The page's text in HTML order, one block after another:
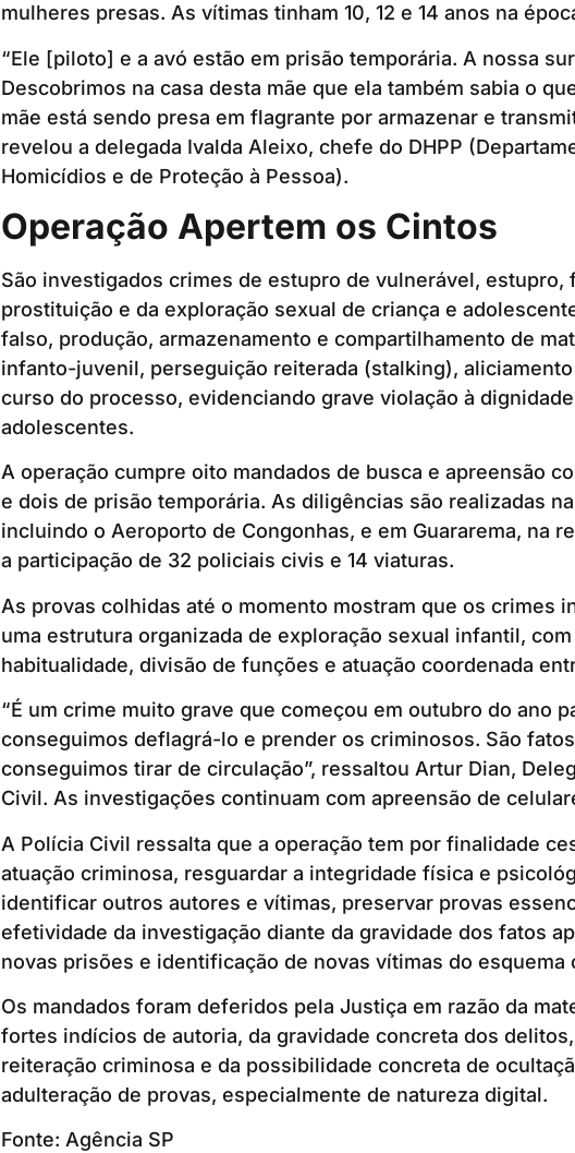
mulheres presas. As vítimas tinham 10, 12 e 14 anos na
“Ele [piloto] e a avó estão em prisão temporária. A nossa
Descobrimos na casa desta mãe que ela também sabia o
mãe está sendo presa em flagrante por armazenar e
revelou a delegada Ivalda Aleixo, chefe do DHPP
Homicídios e de Proteção à Pessoa).
Operação Apertem os Cintos
São investigados crimes de estupro de vulnerável, estupro,
prostituição e da exploração sexual de criança e
falso, produção, armazenamento e compartilhamento de
infanto-juvenil, perseguição reiterada (stalking),
curso do processo, evidenciando grave violação à
adolescentes.
A operação cumpre oito mandados de busca e apreensão
e dois de prisão temporária. As diligências são realizadas
incluindo o Aeroporto de Congonhas, e em Guararema, na
a participação de 32 policiais civis e 14 viaturas.
As provas colhidas até o momento mostram que os crimes
uma estrutura organizada de exploração sexual infantil,
habitualidade, divisão de funções e atuação coordenada
“É um crime muito grave que começou em outubro do ano
conseguimos deflagrá-lo e prender os criminosos. São
conseguimos tirar de circulação”, ressaltou Artur Dian,
Civil. As investigações continuam com apreensão de
A Polícia Civil ressalta que a operação tem por finalidade
atuação criminosa, resguardar a integridade física e
identificar outros autores e vítimas, preservar provas
efetividade da investigação diante da gravidade dos fatos
novas prisões e identificação de novas vítimas do esquema
Os mandados foram deferidos pela Justiça em razão da
fortes indícios de autoria, da gravidade concreta dos
reiteração criminosa e da possibilidade concreta de
adulteração de provas, especialmente de natureza digital.
Fonte: Agência SP